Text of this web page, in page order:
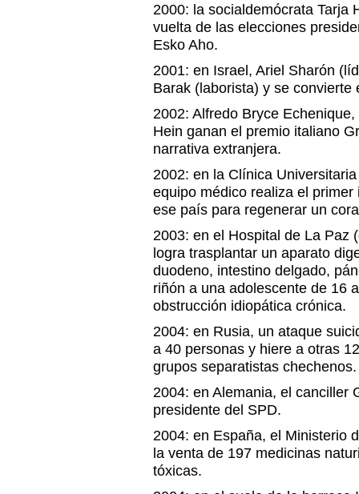
2000: la socialdemócrata Tarja
vuelta de las elecciones
Esko Aho.
2001: en Israel, Ariel Sharón
Barak (laborista) y se convierte
2002: Alfredo Bryce
Hein ganan el premio italiano
narrativa extranjera.
2002: en la Clínica
equipo médico realiza el
ese país para regenerar un
2003: en el Hospital de La Paz
logra trasplantar un aparato
duodeno, intestino delgado,
riñón a una adolescente de 16
obstrucción idiopática crónica.
2004: en Rusia, un ataque
a 40 personas y hiere a otras
grupos separatistas chechenos.
2004: en Alemania, el canciller
presidente del SPD.
2004: en España, el Ministerio
la venta de 197 medicinas
tóxicas.